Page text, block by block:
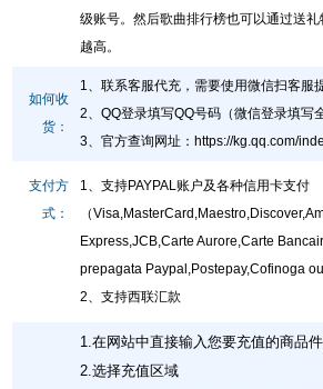
级账号。然后歌曲排行榜也可以通过送
越高。
如何收
货：
1、联系客服代充，需要使用微信扫客服
2、QQ登录填写QQ号码（微信登录填写
3、官方查询网址 ： https://kg.qq.com/
支付方
式：
1、支持PAYPAL账户及各种信用卡支付
（
Express,JCB,Carte Aurore,Carte
prepagata Paypal,Postepay,Cofinoga
2、支持西联汇款
1.在网站中直接输入您要充值的商品
2.选择充值区域